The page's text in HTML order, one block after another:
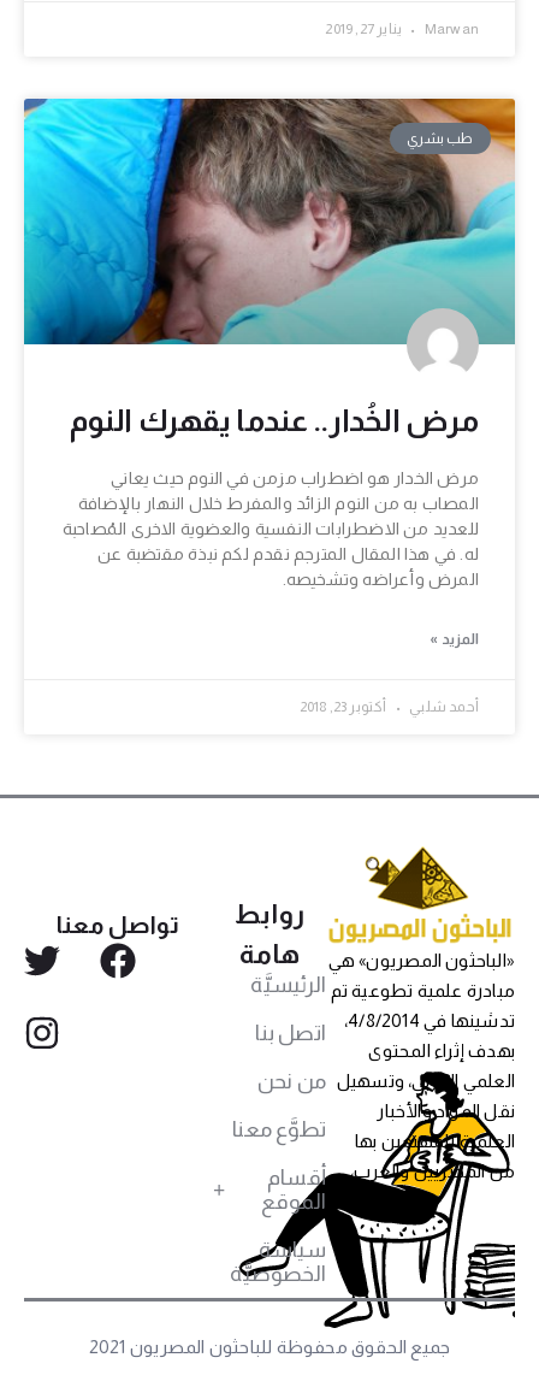
Marwan يناير 27, 2019
طب بشري
مرض الخُدار.. عندما يقهرك النوم
مرض الخدار هو اضطراب مزمن في النوم حيث يعاني
المصاب به من النوم الزائد والمفرط خلال النهار بالإضافة
للعديد من الاضطرابات النفسية والعضوية الاخرى المُصاحبة
له. في هذا المقال المترجم نقدم لكم نبذة مقتضبة عن
المرض وأعراضه وتشخيصه.
المزيد »
أحمد شلبي أكتوبر 23, 2018
«الباحثون المصريون» هي
مبادرة علمية تطوعية تم
تدشينها في 4/8/2014،
بهدف إثراء المحتوى
العلمي العربي، وتسهيل
نقل المواد والأخبار
العلمية للمهتمين بها
من المصريين والعرب،
روابط
هامة
الرئيسيَّة
اتصل بنا
من نحن
تطوَّع معنا
أقسام
الموقع
سياسة
الخصوصيَّة
تواصل معنا
جميع الحقوق محفوظة للباحثون المصريون 2021